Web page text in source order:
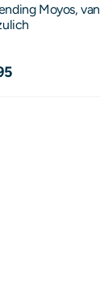
Moyos, van
24,95